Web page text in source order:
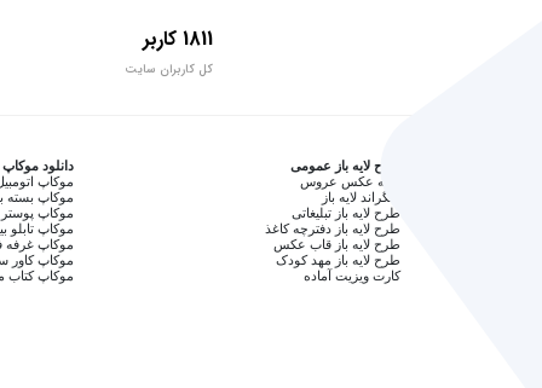
1811 کاربر
کل کاربران سایت
طرح لایه باز عمومی
آتلیه عکس عروس
بکگراند لایه باز
طرح لایه باز تبلیغاتی
طرح لایه باز دفترچه کاغذ
طرح لایه باز قاب عکس
طرح لایه باز مهد کودک
کارت ویزیت آماده
دانلود موکاپ
موکاپ
موکاپ بسته
موکاپ پوستر
موکاپ تابلو
موکاپ غرفه
موکاپ کاور
موکاپ کتاب